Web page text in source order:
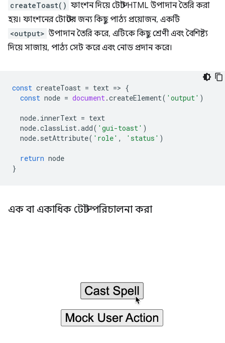
createToast() ফাংশন দিয়ে টোস্ট HTML উপাদান তৈরি করা
হয়। ফাংশনের টোস্টের জন্য কিছু পাঠ্য প্রয়োজন, একটি
<output> উপাদান তৈরি করে, এটিকে কিছু শ্রেণী এবং বৈশিষ্ট্য
দিয়ে সাজায়, পাঠ্য সেট করে এবং নোড প্রদান করে।
const createToast = text => {
const node = document.createElement( 'output' )
node. innerText = text
node.classList.add( 'gui-toast' )
node. setAttribute( 'role' , 'status' )
return node
}
এক বা একাধিক টোস্ট পরিচালনা করা